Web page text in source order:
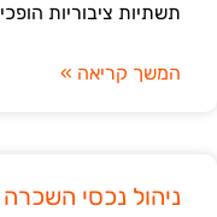
תשתיות ציבוריות
המשך קריאה »
ניהול נכסי השכרה